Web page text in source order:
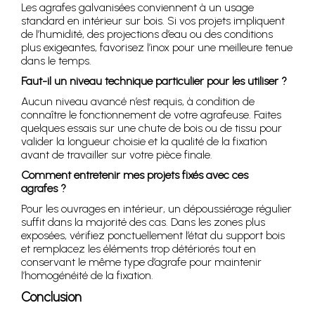
Les agrafes galvanisées conviennent à un usage
standard en intérieur sur bois. Si vos projets impliquent
de l’humidité, des projections d’eau ou des conditions
plus exigeantes, favorisez l’inox pour une meilleure tenue
dans le temps.
Faut-il un niveau technique particulier pour les utiliser ?
Aucun niveau avancé n’est requis, à condition de
connaître le fonctionnement de votre agrafeuse. Faites
quelques essais sur une chute de bois ou de tissu pour
valider la longueur choisie et la qualité de la fixation
avant de travailler sur votre pièce finale.
Comment entretenir mes projets fixés avec ces
agrafes ?
Pour les ouvrages en intérieur, un dépoussiérage régulier
suffit dans la majorité des cas. Dans les zones plus
exposées, vérifiez ponctuellement l’état du support bois
et remplacez les éléments trop détériorés tout en
conservant le même type d’agrafe pour maintenir
l’homogénéité de la fixation.
Conclusion